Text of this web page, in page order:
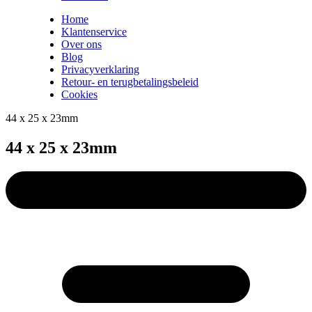
Home
Klantenservice
Over ons
Blog
Privacyverklaring
Retour- en terugbetalingsbeleid
Cookies
44 x 25 x 23mm
44 x 25 x 23mm